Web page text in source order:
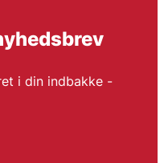
i din indbakke -